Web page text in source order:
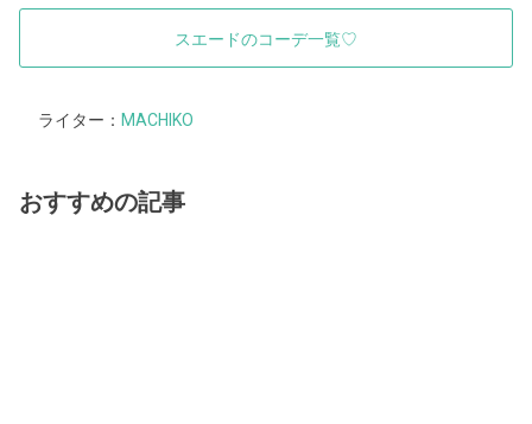
スエードのコーデ一覧♡
ライター： MACHIKO
おすすめの記事